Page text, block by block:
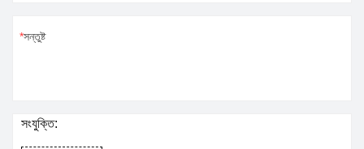
সন্তুষ্ট
সংযুক্তি: